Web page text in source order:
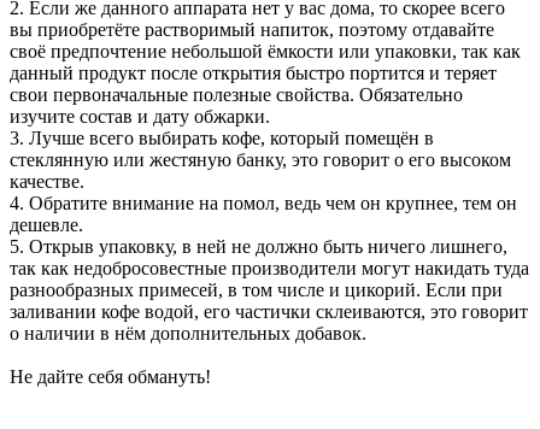
2. Если же данного аппарата нет у вас дома, то скорее всего
вы приобретёте растворимый напиток, поэтому отдавайте
своё предпочтение небольшой ёмкости или упаковки, так как
данный продукт после открытия быстро портится и теряет
свои первоначальные полезные свойства. Обязательно
изучите состав и дату обжарки.
3. Лучше всего выбирать кофе, который помещён в
стеклянную или жестяную банку, это говорит о его высоком
качестве.
4. Обратите внимание на помол, ведь чем он крупнее, тем он
дешевле.
5. Открыв упаковку, в ней не должно быть ничего лишнего,
так как недобросовестные производители могут накидать туда
разнообразных примесей, в том числе и цикорий. Если при
заливании кофе водой, его частички склеиваются, это говорит
о наличии в нём дополнительных добавок.
Не дайте себя обмануть!